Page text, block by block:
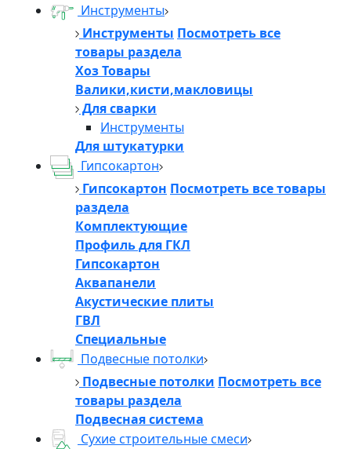
Инструменты
Инструменты Посмотреть все
товары раздела
Хоз Товары
Валики,кисти,макловицы
Для сварки
Инструменты
Для штукатурки
Гипсокартон
Гипсокартон Посмотреть все товары
раздела
Комплектующие
Профиль для ГКЛ
Гипсокартон
Аквапанели
Акустические плиты
ГВЛ
Специальные
Подвесные потолки
Подвесные потолки Посмотреть все
товары раздела
Подвесная система
Сухие строительные смеси